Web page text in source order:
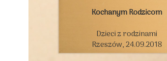
Kochanym Rodzicom
Dzieci z rodzinami
Rzeszów, 24.09.2018